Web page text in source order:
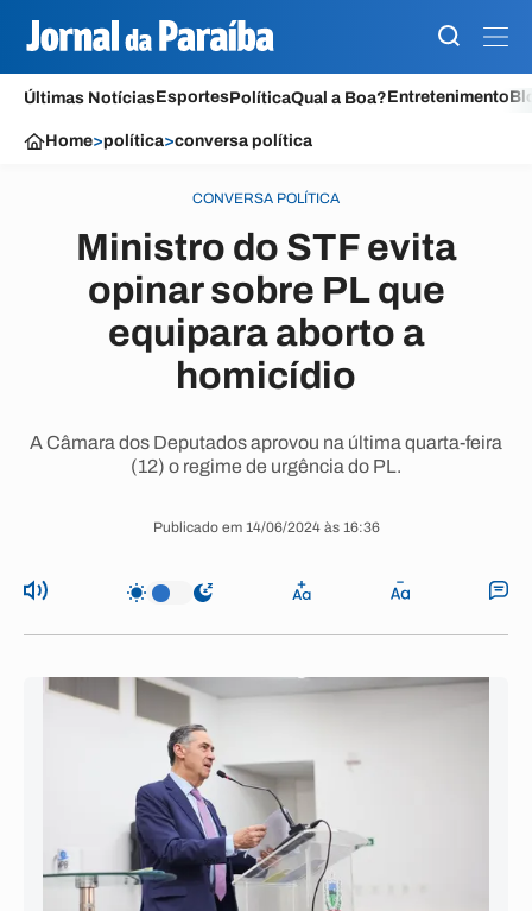
Últimas NotíciasEsportesPolíticaQual a Boa?Entretenimento
Home>política>conversa política
CONVERSA POLÍTICA
Ministro do STF evita
opinar sobre PL que
equipara aborto a
homicídio
A Câmara dos Deputados aprovou na última quarta-feira
(12) o regime de urgência do PL.
Publicado em 14/06/2024 às 16:36